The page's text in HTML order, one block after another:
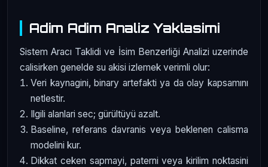
Adim Adim Analiz Yaklasimi
Sistem Aracı Taklidi ve İsim Benzerliği Analizi uzerinde
calisirken genelde su akisi izlemek verimli olur:
Veri kaynagini, binary artefakti ya da olay kapsamını
netlestir.
Ilgili alanlari sec; gürültüyü azalt.
Baseline, referans davranis veya beklenen calisma
modelini kur.
Dikkat ceken sapmayi, paterni veya kirilim noktasini